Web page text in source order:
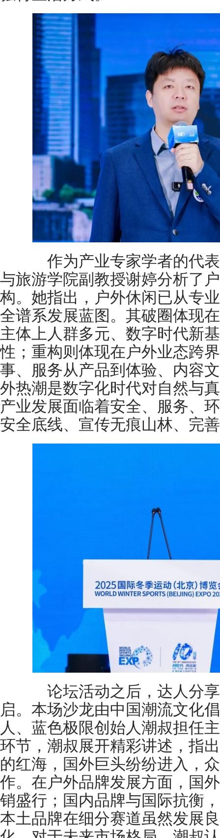
作为产业专家学者的代表
与旅游学院副教授谢婷分析了
构。她指出，户外休闲已从专
全谱系发展蓝图。其破圈体现
主体上人群多元、数字时代新
性；重构则体现在户外业态跨
事、服务从产品到体验、内容
外热潮是数字化时代对自然与
产业发展面临着安全、服务、
安全底线、宣传无痕山林、完
论坛活动之后，达人分享
启。本场沙龙由中国潮流文化
人、蓝色极限创始人潮叔担任
环节，潮叔展开精彩讲述，指
的红海，国外巨头纷纷进入，
作。在户外品牌发展方面，国
销盛行；国内品牌与国际抗衡
本土品牌在细分赛道虽然发展